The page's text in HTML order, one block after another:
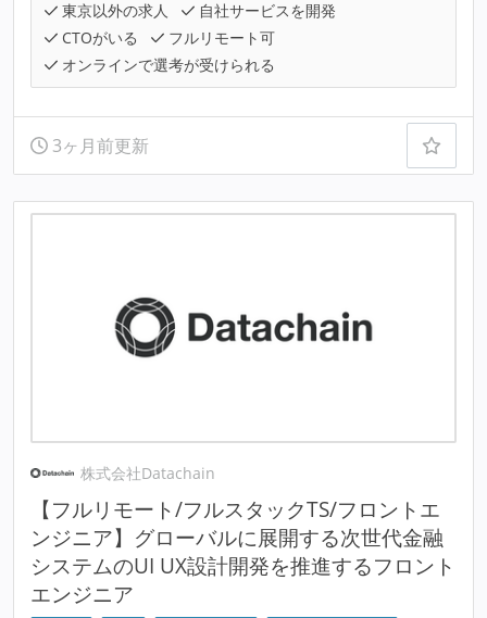
東京以外の求人
自社サービスを開発
CTOがいる
フルリモート可
オンラインで選考が受けられる
3ヶ月前更新
株式会社Datachain
【フルリモート/フルスタックTS/フロントエ
ンジニア】グローバルに展開する次世代金融
システムのUI UX設計開発を推進するフロント
エンジニア